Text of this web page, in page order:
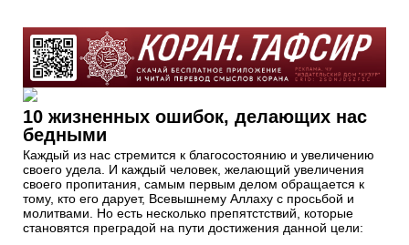
10 жизненных ошибок, делающих нас
бедными
Каждый из нас стремится к благосостоянию и увеличению
своего удела. И каждый человек, желающий увеличения
своего пропитания, самым первым делом обращается к
тому, кто его дарует, Всевышнему Аллаху с просьбой и
молитвами. Но есть несколько препятстствий, которые
становятся преградой на пути достижения данной цели: